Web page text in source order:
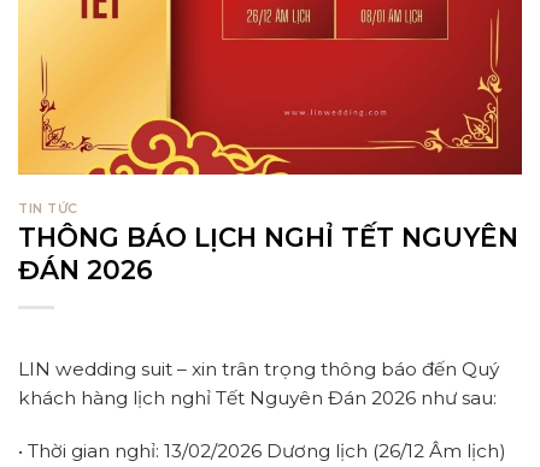
TIN TỨC
THÔNG BÁO LỊCH NGHỈ TẾT NGUYÊN
ĐÁN 2026
LIN wedding suit – xin trân trọng thông báo đến Quý
khách hàng lịch nghỉ Tết Nguyên Đán 2026 như sau:
• Thời gian nghỉ: 13/02/2026 Dương lịch (26/12 Âm lịch)